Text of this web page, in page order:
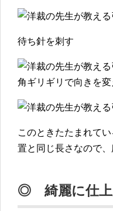
待ち針を刺す
角ギリギリで向きを変
このときたたまれて
置と同じ長さなので
◎ 綺麗に仕上